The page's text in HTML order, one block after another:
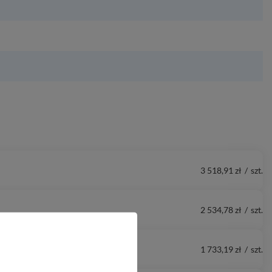
3 518,91 zł / szt.
2 534,78 zł / szt.
1 733,19 zł / szt.